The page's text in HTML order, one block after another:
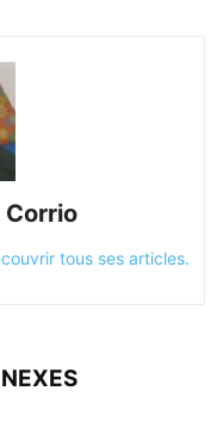
tous ses articles.